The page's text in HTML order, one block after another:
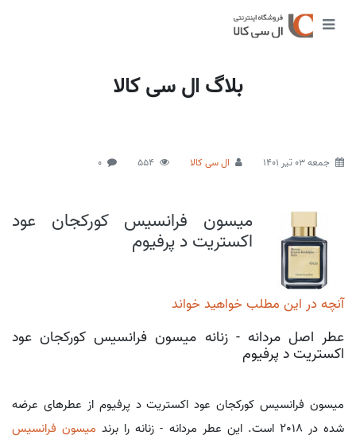
بلاگ ال سی کالا
جمعه 03 تیر 1401 ال سی کالا 554
0
میسون فرانسیس کورکجان عود
اکستریت د پرفیوم
آنچه در این مطلب خواهید خواند
عطر اصل مردانه - زنانه میسون فرانسیس کورکجان عود
اکستریت د پرفیوم
میسون فرانسیس کورکجان عود اکستریت د پرفیوم از عطرهای عرضه
شده در 2018 است. این عطر مردانه - زنانه را برند
میسون فرانسیس